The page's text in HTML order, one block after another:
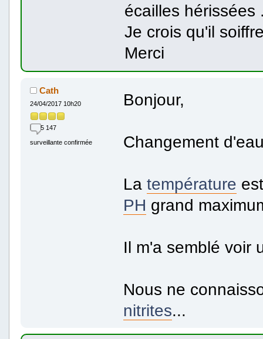
écailles hérissées
Je crois qu'il
Merci
Cath
24/04/2017 10h20
5 147
surveillante confirmée
Bonjour,
Changement
La température
PH grand
Il m'a semblé voir
Nous ne
nitrites...